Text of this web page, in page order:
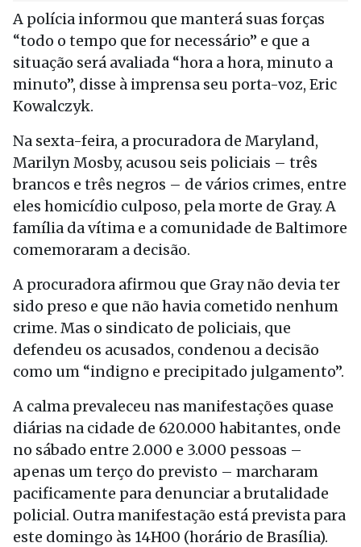
A polícia informou que manterá suas forças
“todo o tempo que for necessário” e que a
situação será avaliada “hora a hora, minuto a
minuto”, disse à imprensa seu porta-voz, Eric
Kowalczyk.
Na sexta-feira, a procuradora de Maryland,
Marilyn Mosby, acusou seis policiais – três
brancos e três negros – de vários crimes, entre
eles homicídio culposo, pela morte de Gray. A
família da vítima e a comunidade de Baltimore
comemoraram a decisão.
A procuradora afirmou que Gray não devia ter
sido preso e que não havia cometido nenhum
crime. Mas o sindicato de policiais, que
defendeu os acusados, condenou a decisão
como um “indigno e precipitado julgamento”.
A calma prevaleceu nas manifestações quase
diárias na cidade de 620.000 habitantes, onde
no sábado entre 2.000 e 3.000 pessoas –
apenas um terço do previsto – marcharam
pacificamente para denunciar a brutalidade
policial. Outra manifestação está prevista para
este domingo às 14H00 (horário de Brasília).